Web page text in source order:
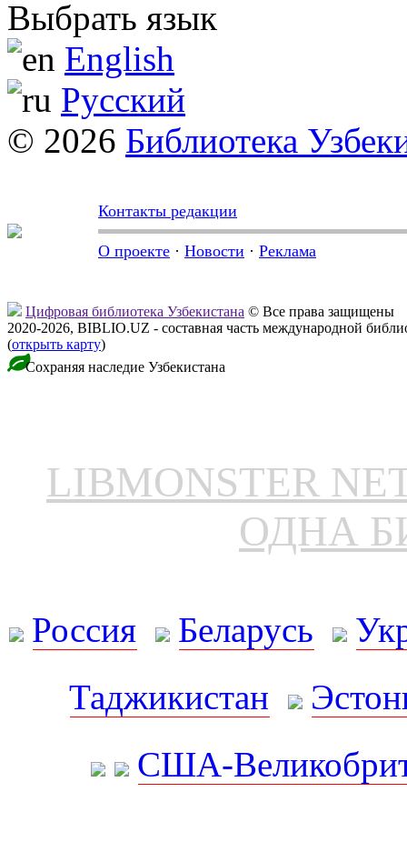
Выбрать язык
English
Русский
© 2026 Библиотека
Контакты редакции
О проекте · Новости · Реклама
Цифровая библиотека Узбекистана © Все права защищены
2020-2026, BIBLIO.UZ - составная часть международной
(открыть карту)
Сохраняя наследие Узбекистана
LIBMONSTER
ОДНА
Россия Беларусь
Таджикистан
США-